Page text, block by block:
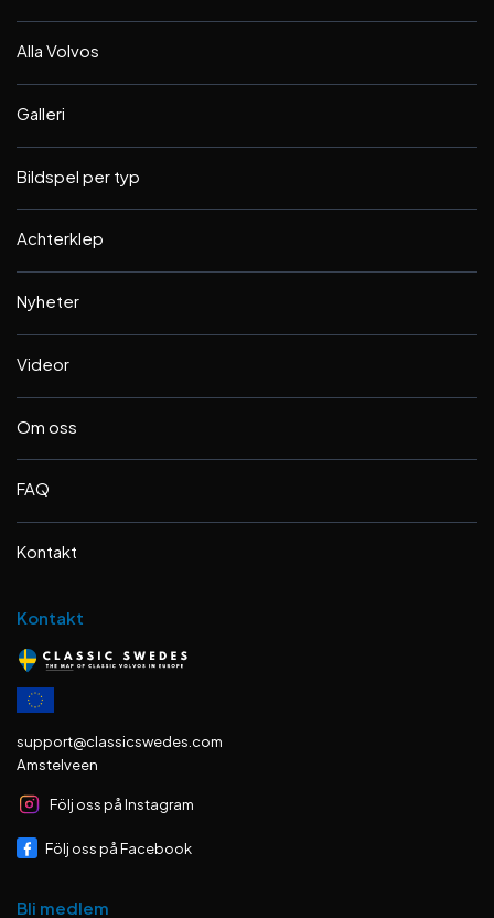
Alla Volvos
Galleri
Bildspel per typ
Achterklep
Nyheter
Videor
Om oss
FAQ
Kontakt
Kontakt
support@classicswedes.com
Amstelveen
Följ oss på Instagram
Följ oss på Facebook
Bli medlem